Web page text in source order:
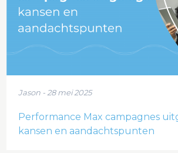
Jason - 28 mei 2025
Performance Max campagnes
kansen en aandachtspunten